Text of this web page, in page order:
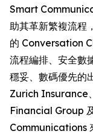
Smart
助其革新繁複流程
的 Conversation
流程編排、安全數
穩妥、數碼優先的
Zurich Insurance
Financial Group
Communications